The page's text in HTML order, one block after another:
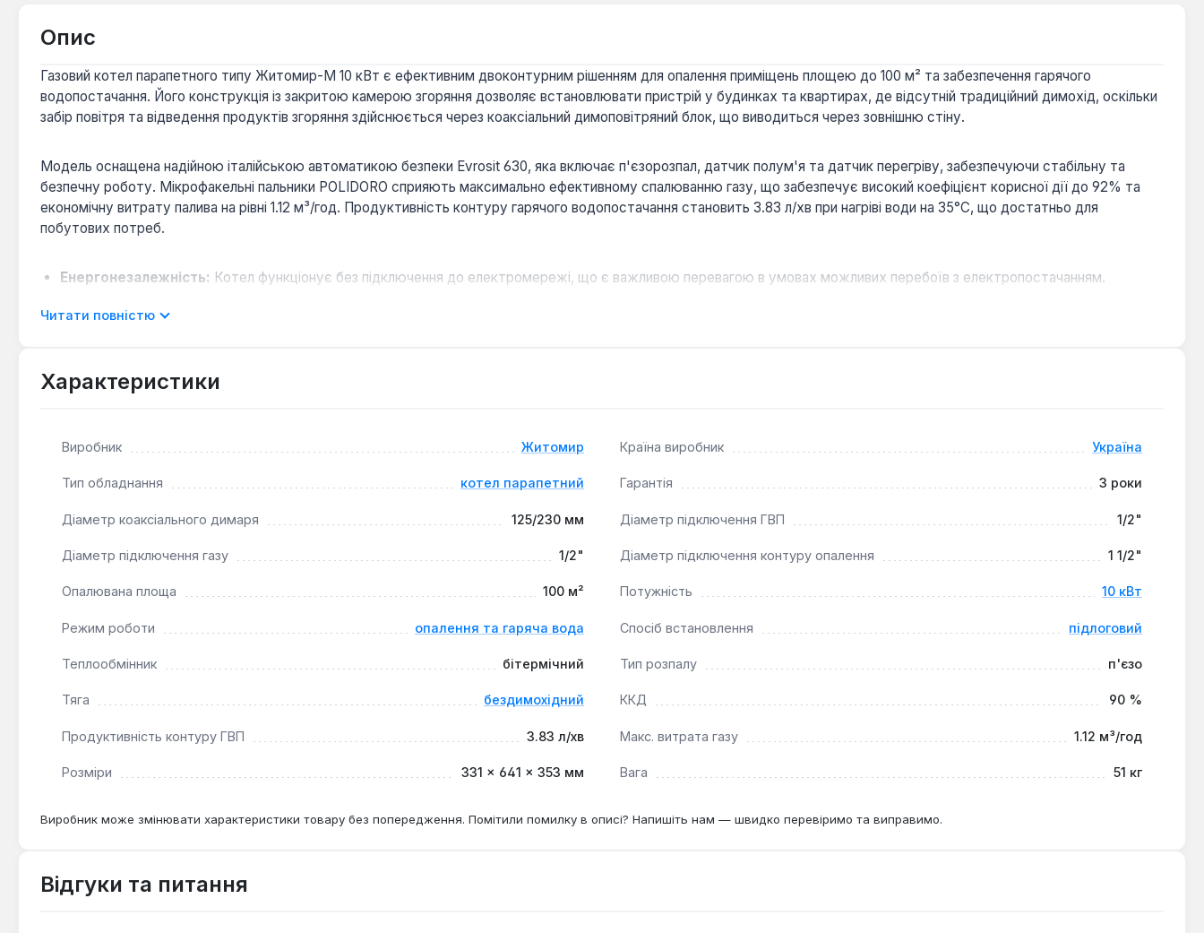
Опис
Газовий котел парапетного типу Житомир-М 10 кВт є ефективним двоконтурним рішенням для опалення приміщень площею до 100 м² та забезпечення гарячого
водопостачання. Його конструкція із закритою камерою згоряння дозволяє встановлювати пристрій у будинках та квартирах, де відсутній традиційний димохід, оскільки
забір повітря та відведення продуктів згоряння здійснюється через коаксіальний димоповітряний блок, що виводиться через зовнішню стіну.
Модель оснащена надійною італійською автоматикою безпеки Evrosit 630, яка включає п'єзорозпал, датчик полум'я та датчик перегріву, забезпечуючи стабільну та
безпечну роботу. Мікрофакельні пальники POLIDORO сприяють максимально ефективному спалюванню газу, що забезпечує високий коефіцієнт корисної дії до 92% та
економічну витрату палива на рівні 1.12 м³/год. Продуктивність контуру гарячого водопостачання становить 3.83 л/хв при нагріві води на 35°C, що достатньо для
побутових потреб.
Енергонезалежність: Котел функціонує без підключення до електромережі, що є важливою перевагою в умовах можливих перебоїв з електропостачанням.
прилад, забезпечуючи резервне опалення або додаткову потужність.
Читати повністю
Характеристики
Виробник Житомир Країна виробник Україна
Тип обладнання котел парапетний Гарантія 3 роки
Діаметр коаксіального димаря 125/230 мм Діаметр підключення ГВП 1/2"
Діаметр підключення газу 1/2" Діаметр підключення контуру опалення 1 1/2"
Опалювана площа 100 м² Потужність 10 кВт
Режим роботи опалення та гаряча вода Спосіб встановлення підлоговий
Теплообмінник бітермічний Тип розпалу п'єзо
Тяга бездимохідний ККД 90 %
Продуктивність контуру ГВП 3.83 л/хв Макс. витрата газу 1.12 м³/год
Розміри 331 × 641 × 353 мм Вага 51 кг
Виробник може змінювати характеристики товару без попередження. Помітили помилку в описі? Напишіть нам — швидко перевіримо та виправимо.
Відгуки та питання